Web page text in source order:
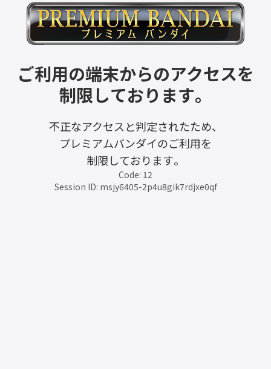
ご利用の端末からのアクセスを
制限しております。
不正なアクセスと判定されたため、
プレミアムバンダイのご利用を
制限しております。
Code: 12
Session ID: msjy6405-2p4u8gik7rdjxe0qf